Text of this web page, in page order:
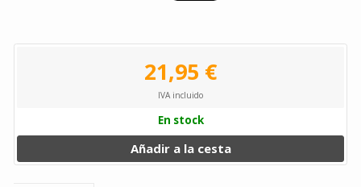
21,95 €
IVA incluido
En stock
Añadir a la cesta